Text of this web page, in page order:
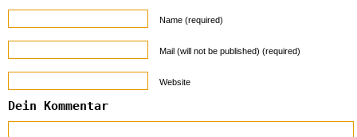
Name (required)
Mail (will not be published) (required)
Website
Dein Kommentar